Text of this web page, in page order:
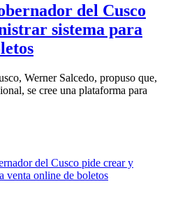
del Cusco
sistema para
Werner Salcedo, propuso que,
se cree una plataforma para